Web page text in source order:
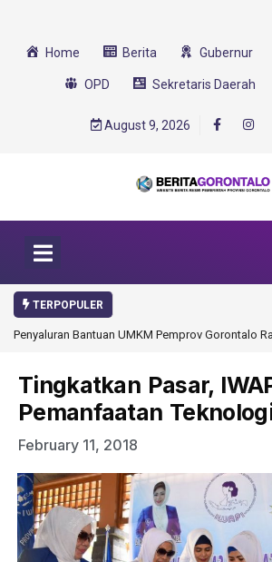
Home Berita Gubernur
OPD Sekretaris Daerah
August 9, 2026
TERPOPULER
Penyaluran Bantuan UMKM Pemprov Gorontalo
Tingkatkan Pasar,
Pemanfaatan
February 11, 2018